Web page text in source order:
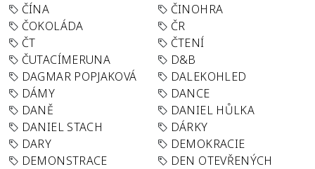
ČÍNA
ČINOHRA
ČOKOLÁDA
ČR
ČT
ČTENÍ
ČUTACÍMERUNA
D&B
DAGMAR POPJAKOVÁ
DALEKOHLED
DÁMY
DANCE
DANĚ
DANIEL HŮLKA
DANIEL STACH
DÁRKY
DARY
DEMOKRACIE
DEMONSTRACE
DEN OTEVŘENÝCH